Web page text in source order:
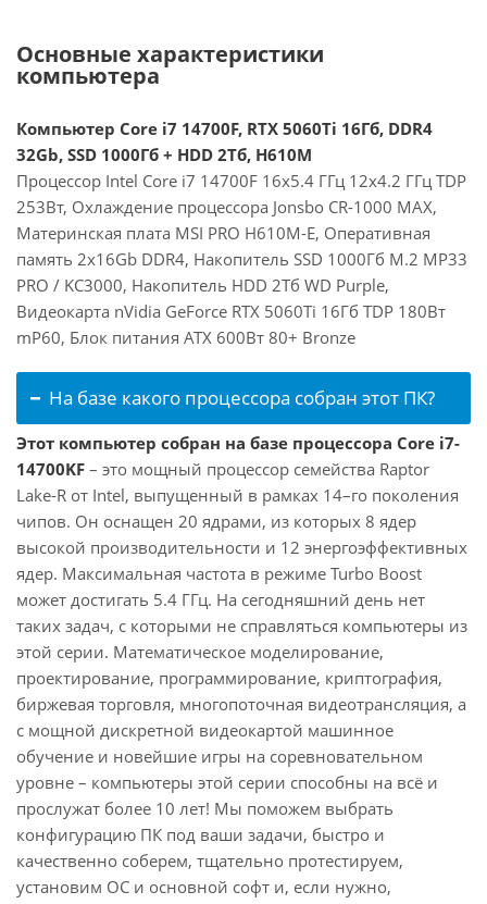
Основные характеристики
компьютера
Компьютер Core i7 14700F, RTX 5060Ti 16Гб, DDR4
32Gb, SSD 1000Гб + HDD 2Тб, H610M
Процессор Intel Core i7 14700F 16x5.4 ГГц 12x4.2 ГГц TDP
253Вт, Охлаждение процессора Jonsbo CR-1000 MAX,
Материнская плата MSI PRO H610M-E, Оперативная
память 2x16Gb DDR4, Накопитель SSD 1000Гб M.2 MP33
PRO / KC3000, Накопитель HDD 2Тб WD Purple,
Видеокарта nVidia GeForce RTX 5060Ti 16Гб TDP 180Вт
mP60, Блок питания ATX 600Вт 80+ Bronze
На базе какого процессора собран этот ПК?
Этот компьютер собран на базе процессора Core i7-
14700KF – это мощный процессор семейства Raptor
Lake-R от Intel, выпущенный в рамках 14–го поколения
чипов. Он оснащен 20 ядрами, из которых 8 ядер
высокой производительности и 12 энергоэффективных
ядер. Максимальная частота в режиме Turbo Boost
может достигать 5.4 ГГц. На сегодняшний день нет
таких задач, с которыми не справляться компьютеры из
этой серии. Математическое моделирование,
проектирование, программирование, криптография,
биржевая торговля, многопоточная видеотрансляция, а
с мощной дискретной видеокартой машинное
обучение и новейшие игры на соревновательном
уровне – компьютеры этой серии способны на всё и
прослужат более 10 лет! Мы поможем выбрать
конфигурацию ПК под ваши задачи, быстро и
качественно соберем, тщательно протестируем,
установим ОС и основной софт и, если нужно,